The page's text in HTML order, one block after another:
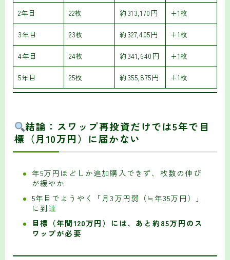
2年目 22枚 約313,170円 +1枚
3年目 23枚 約327,405円 +1枚
4年目 24枚 約341,640円 +1枚
5年目 25枚 約355,875円 +1枚
結論： スワップ再投資だけでは5年で目
標（月10万円）に届かない
年5万円ほどしか追加購入できず、枚数の伸び
が緩やか
5年目でようやく「月3万円弱（≒年35万円）」
に到達
目標（年間120万円）には、あと約85万円のス
ワップが必要